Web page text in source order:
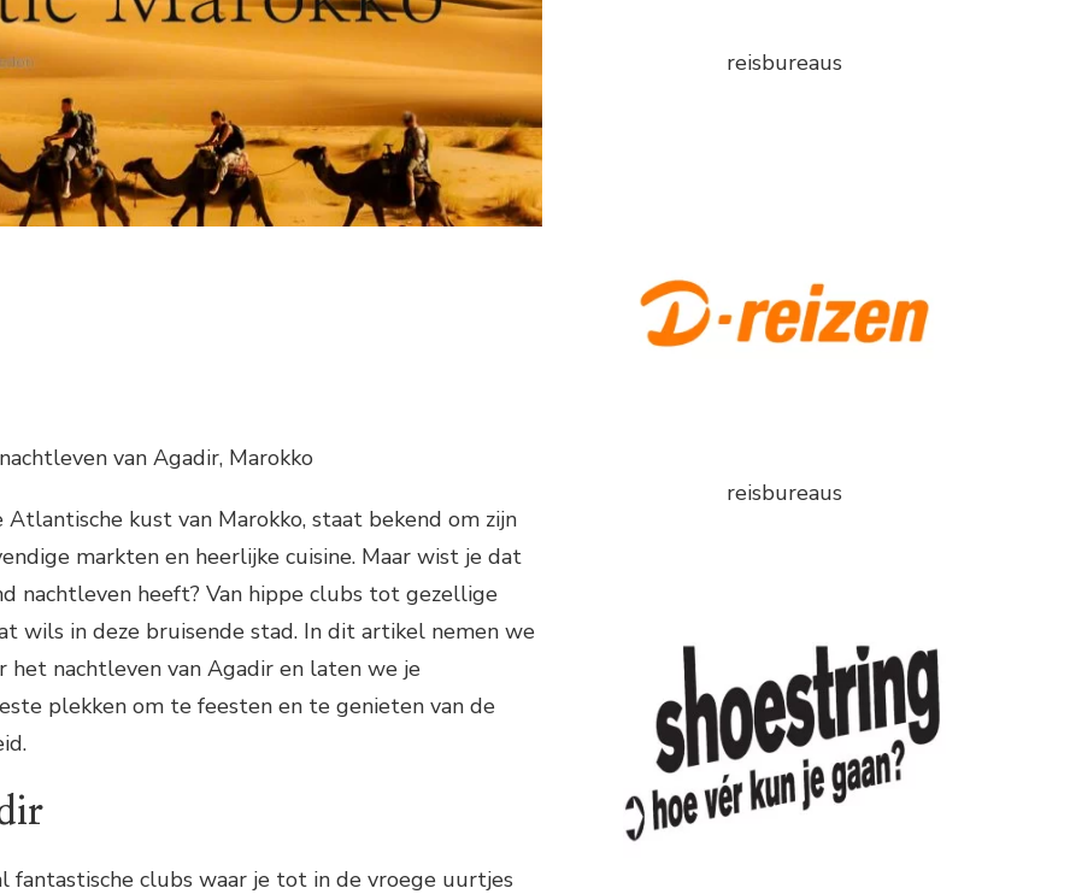
van Agadir, Marokko
Atlantische kust van Marokko, staat bekend om zijn
markten en heerlijke cuisine. Maar wist je dat
nachtleven heeft? Van hippe clubs tot gezellige
wils in deze bruisende stad. In dit artikel nemen we
het nachtleven van Agadir en laten we je
plekken om te feesten en te genieten van de
fantastische clubs waar je tot in de vroege uurtjes
reisbureaus
reisbureaus